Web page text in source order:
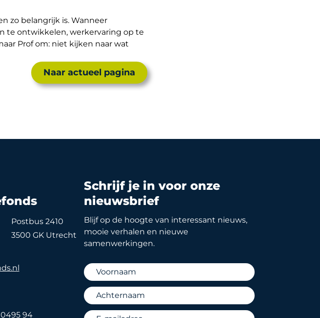
zo belangrijk is. Wanneer
te ontwikkelen, werkervaring op te
Prof om: niet kijken naar wat
Naar actueel pagina
Postbus 2410
3500 GK Utrecht
94
Schrijf je in voor onze
nieuwsbrief
Blijf op de hoogte van interessant nieuws,
mooie verhalen en nieuwe
samenwerkingen.